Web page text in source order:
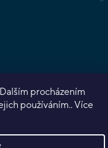
procházením
používáním.. Více
vyhrazena.